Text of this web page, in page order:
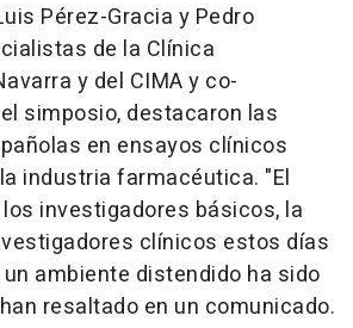
Pérez-Gracia y Pedro
de la Clínica
y del CIMA y co-
simposio, destacaron las
en ensayos clínicos
industria farmacéutica. "El
investigadores básicos, la
clínicos estos días
ambiente distendido ha sido
resaltado en un comunicado.